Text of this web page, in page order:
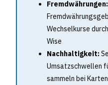
Fremdwährungen:
Wechselkurse
Wise
Nachhaltigkeit:
Umsatzschwellen
sammeln bei